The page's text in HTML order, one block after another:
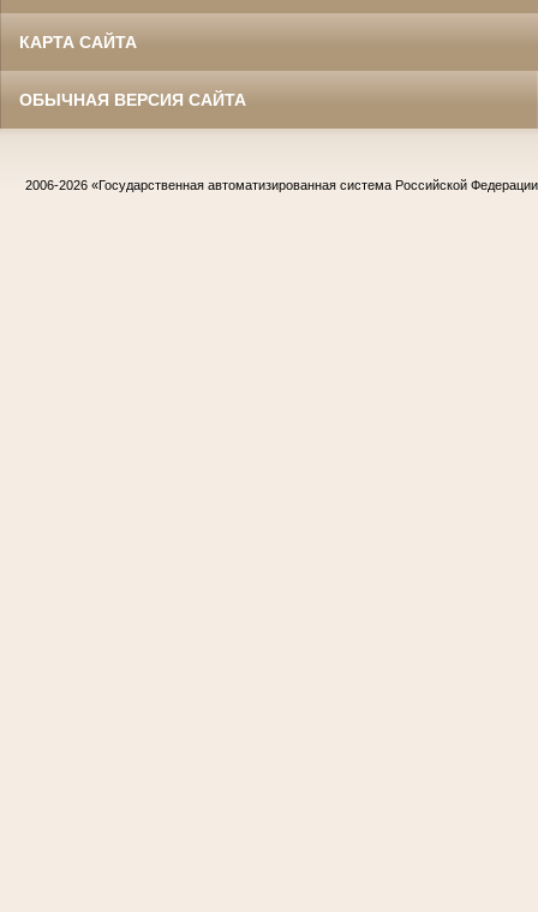
КАРТА САЙТА
ОБЫЧНАЯ ВЕРСИЯ САЙТА
2006-2026 «Государственная автоматизированная система Российской